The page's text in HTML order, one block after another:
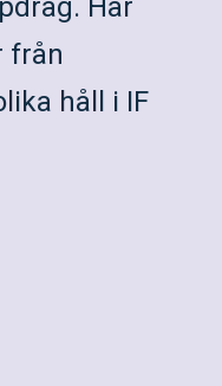
Här
från
håll i IF